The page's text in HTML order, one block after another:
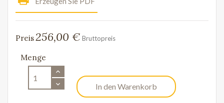
Preis256,00 € Bruttopreis
Menge
In den Warenkorb